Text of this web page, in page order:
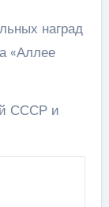
наград
«Аллее
СССР и